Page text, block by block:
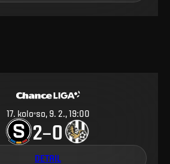
17. kolo so, 9. 2., 19:00
2–0
DETAIL